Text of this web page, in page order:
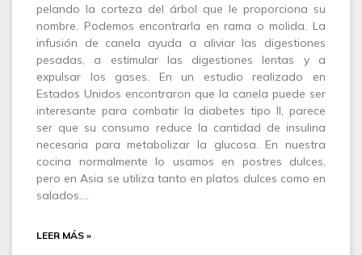
pelando la corteza del árbol que le proporciona su
nombre. Podemos encontrarla en rama o molida. La
infusión de canela ayuda a aliviar las digestiones
pesadas, a estimular las digestiones lentas y a
expulsar los gases. En un estudio realizado en
Estados Unidos encontraron que la canela puede ser
interesante para combatir la diabetes tipo II, parece
ser que su consumo reduce la cantidad de insulina
necesaria para metabolizar la glucosa. En nuestra
cocina normalmente lo usamos en postres dulces,
pero en Asia se utiliza tanto en platos dulces como en
salados.…
LEER MÁS »